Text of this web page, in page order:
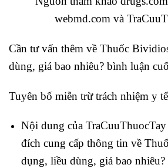
webmd.com và
Cần tư vấn thêm về Thuốc
dùng, giá bao nhiêu? bình luận
Tuyên bố miễn trừ trách nhiệm y tế
Nội dung của
đích cung cấp thông tin về
dụng, liều dùng, giá bao